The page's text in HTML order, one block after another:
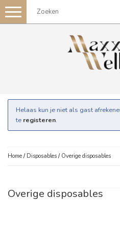
Toggle
navigation
Helaas kun je niet als gast
te registeren.
Home / Disposables / Overige disposables
Overige disposables